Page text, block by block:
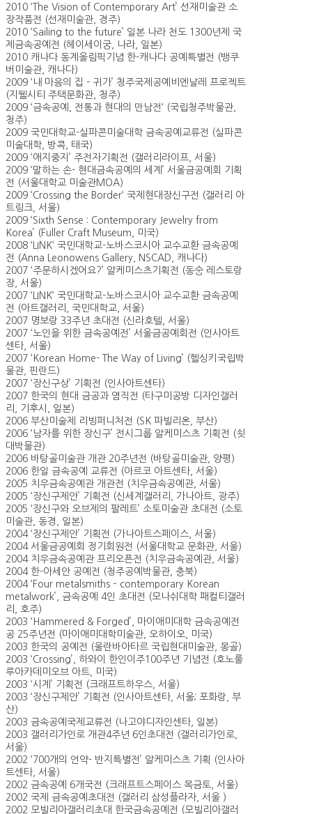
2010 ‘The Vision of Contemporary Art’ 선재미술관 소
장작품전 (선재미술관, 경주)
2010 ‘Sailing to the future’ 일본 나라 천도 1300년제 국
제금속공예전 (헤이세이궁, 나라, 일본)
2010 캐나다 동계올림픽기념 한-캐나다 공예특별전 (뱅쿠
버미술관, 캐나다)
2009 ‘내 마음의 집 – 귀가’ 청주국제공예비엔날레 프로젝트
(지웰시티 주택문화관, 청주)
2009 ‘금속공예, 전통과 현대의 만남전‘ (국립청주박물관,
청주)
2009 국민대학교-실파콘미술대학 금속공예교류전 (실파콘
미술대학, 방콕, 태국)
2009 ‘애지중지’ 주전자기획전 (갤러리라이프, 서울)
2009 ‘말하는 손- 현대금속공예의 세계’ 서울금공예회 기획
전 (서울대학교 미술관MOA)
2009 ‘Crossing the Border‘ 국제현대장신구전 (갤러리 아
트링크, 서울)
2009 ‘Sixth Sense : Contemporary Jewelry from
Korea’ (Fuller Craft Museum, 미국)
2008 ‘LINK‘ 국민대학교-노바스코시아 교수교환 금속공예
전 (Anna Leonowens Gallery, NSCAD, 캐나다)
2007 ‘주문하시겠어요?’ 알케미스츠기획전 (동숭 레스토랑
장, 서울)
2007 ‘LINK‘ 국민대학교-노바스코시아 교수교환 금속공예
전 (아트갤러리, 국민대학교, 서울)
2007 명보랑 33주년 초대전 (신라호텔, 서울)
2007 ‘노인을 위한 금속공예전’ 서울금공예회전 (인사아트
센타, 서울)
2007 ‘Korean Home- The Way of Living’ (헬싱키국립박
물관, 핀란드)
2007 ‘장신구상’ 기획전 (인사아트센타)
2007 한국의 현대 금공과 염직전 (타구미공방 디자인갤러
리, 기후시, 일본)
2006 부산미술제 리빙퍼니처전 (SK 파빌리온, 부산)
2006 ‘남자를 위한 장신구’ 전시그룹 알케미스츠 기획전 (쇳
대박물관)
2006 바탕골미술관 개관 20주년전 (바탕골미술관, 양평)
2006 한일 금속공예 교류전 (아르코 아트센타, 서울)
2005 치우금속공예관 개관전 (치우금속공예관, 서울)
2005 ‘장신구제안’ 기획전 (신세계갤러리, 가나아트, 광주)
2005 ‘장신구와 오브제의 팔레트’ 소토미술관 초대전 (소토
미술관, 동경, 일본)
2004 ‘장신구제안’ 기획전 (가나아트스페이스, 서울)
2004 서울금공예회 정기회원전 (서울대학교 문화관, 서울)
2004 치우금속공예관 프리오픈전 (치우금속공예관, 서울)
2004 한-아세안 공예전 (청주공예박물관, 충북)
2004 ‘Four metalsmiths – contemporary Korean
metalwork’, 금속공예 4인 초대전 (모나쉬대학 패컬티갤러
리, 호주)
2003 ‘Hammered & Forged’, 마이애미대학 금속공예전
공 25주년전 (마이애미대학미술관, 오하이오, 미국)
2003 한국의 공예전 (울란바아타르 국립현대미술관, 몽골)
2003 ‘Crossing’, 하와이 한인이주100주년 기념전 (호노룰
루아카데미오브 아트, 미국)
2003 ‘시계’ 기획전 (크래프트하우스, 서울)
2003 ‘장신구제안’ 기획전 (인사아트센타, 서울; 포화랑, 부
산)
2003 금속공예국제교류전 (나고야디자인센타, 일본)
2003 갤러리가인로 개관4주년 6인초대전 (갤러리가인로,
서울)
2002 ‘700개의 언약- 반지특별전’ 알케미스츠 기획 (인사아
트센타, 서울)
2002 금속공예 6개국전 (크래프트스페이스 목금토, 서울)
2002 국제 금속공예초대전 (갤러리 삼성플라자, 서울 )
2002 모빌리아갤러리초대 한국금속공예전 (모빌리아갤러